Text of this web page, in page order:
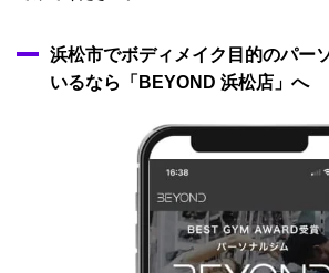
浜松市でボディメイク目的のパー
いるなら「BEYOND 浜松店」へ